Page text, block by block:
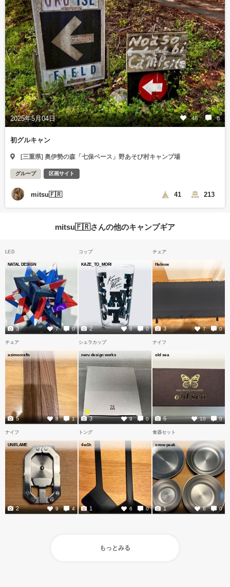
2025年5月04日 46 8
初グルキャン
[三重県] 奥伊勢の森「七保ベース」野あそび村キャンプ場
グループ 区画サイト
mitsu🇫🇷 41 213
mitsu🇫🇷さんの他のキャンプギア
LED
NATAL DESIGN
7 0
3
コップ
KAZE_TO_MORI
6 0
2
チェア
Helinox
7 0
3
チェア
asimocrafts
8 1
5
シェラカップ
neru design works
9 0
3
ナイフ
old sea
10 0
6
ナイフ
UNIFLAME
9 4
2
トング
4w1h
6 0
1
食器セット
snow peak
6 0
1
もっとみる